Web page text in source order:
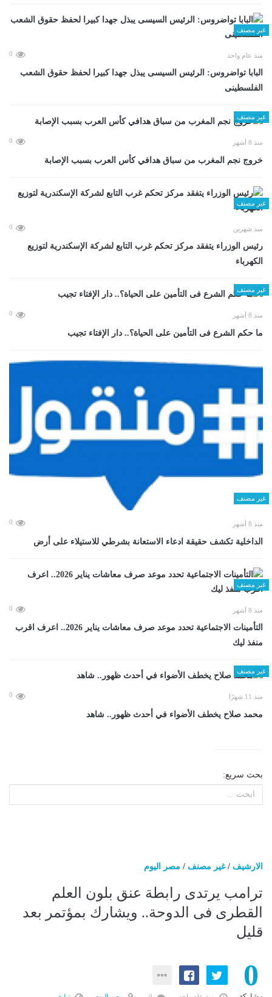
غير مصنف
منذ عام واحد 0
البابا تواضروس: الرئيس السيسى يبذل جهدا كبيرا لحفظ حقوق الشعب
الفلسطينى
غير مصنف
منذ 8 أشهر 0
خروج نجم المغرب من سباق هدافي كأس العرب بسبب الإصابة
غير مصنف
منذ شهرين 0
رئيس الوزراء يتفقد مركز تحكم غرب التابع لشركة الإسكندرية لتوزيع
الكهرباء
غير مصنف
منذ 8 أشهر 0
ما حكم الشرع فى التأمين على الحياة؟.. دار الإفتاء تجيب
غير مصنف
منذ 8 أشهر 0
الداخلية تكشف حقيقة ادعاء الاستعانة بشرطي للاستيلاء على أرض
غير مصنف
منذ 8 أشهر 0
التأمينات الاجتماعية تحدد موعد صرف معاشات يناير 2026.. اعرف اقرب
منفذ ليك
غير مصنف
منذ 11 شهرًا 0
محمد صلاح يخطف الأضواء في أحدث ظهور.. شاهد
بحث سريع:
الارشيف /غير مصنف / مصر اليوم
ترامب يرتدى رابطة عنق بلون العلم
القطرى فى الدوحة.. ويشارك بمؤتمر بعد
قليل
0